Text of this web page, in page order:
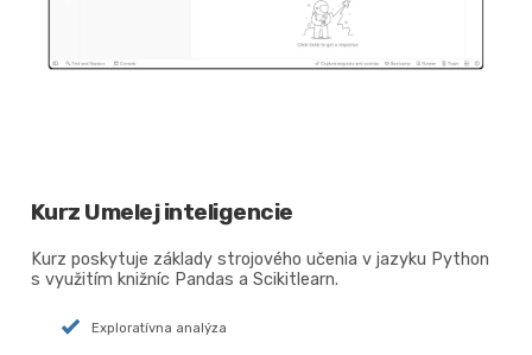
Kurz Umelej inteligencie
Kurz poskytuje základy strojového učenia v jazyku Python
s využitím knižníc Pandas a Scikitlearn.
Exploratívna analýza